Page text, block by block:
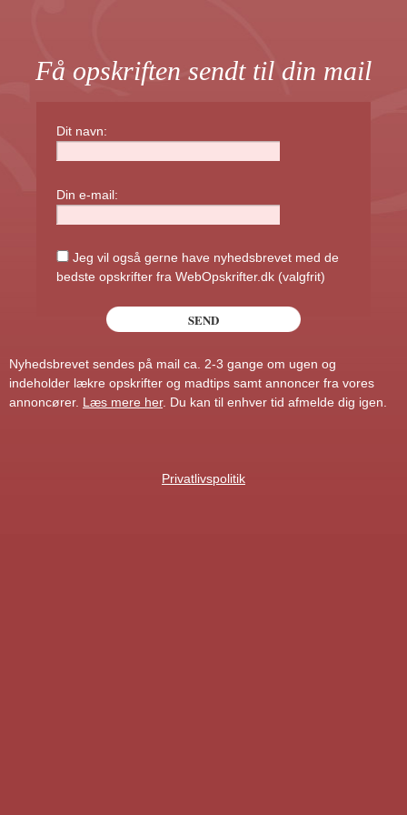
Få opskriften sendt til din mail
Dit navn:
Din e-mail:
Jeg vil også gerne have nyhedsbrevet med de
bedste opskrifter fra WebOpskrifter.dk (valgfrit)
Nyhedsbrevet sendes på mail ca. 2-3 gange om ugen og
indeholder lækre opskrifter og madtips samt annoncer fra vores
annoncører. Læs mere her. Du kan til enhver tid afmelde dig igen.
Privatlivspolitik